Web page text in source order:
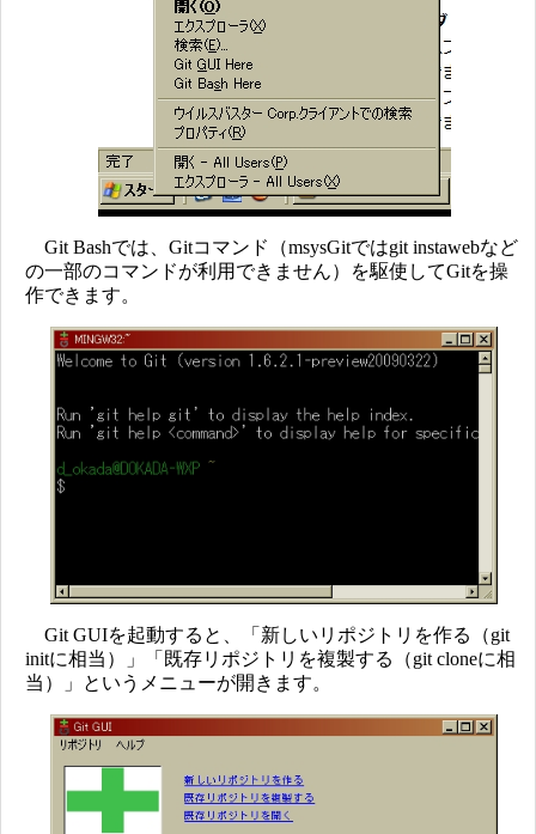
Git Bashでは、Gitコマンド（msysGitではgit instawebなど
の一部のコマンドが利用できません）を駆使してGitを操
作できます。
Git GUIを起動すると、「新しいリポジトリを作る（git
initに相当）」「既存リポジトリを複製する（git cloneに相
当）」というメニューが開きます。